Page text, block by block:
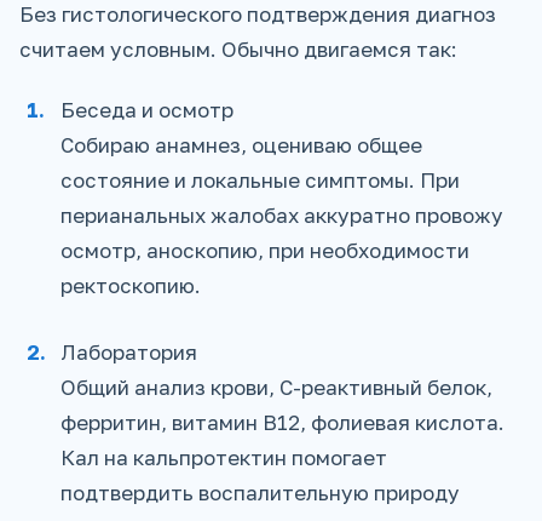
Без гистологического подтверждения диагноз
считаем условным. Обычно двигаемся так:
Беседа и осмотр
Собираю анамнез, оцениваю общее
состояние и локальные симптомы. При
перианальных жалобах аккуратно провожу
осмотр, аноскопию, при необходимости
ректоскопию.
Лаборатория
Общий анализ крови, С-реактивный белок,
ферритин, витамин B12, фолиевая кислота.
Кал на кальпротектин помогает
подтвердить воспалительную природу